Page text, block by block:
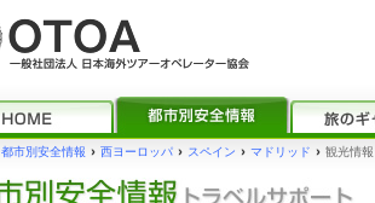
都市別安全情報 › 西ヨーロッパ › スペイン › マドリッド › 観光情